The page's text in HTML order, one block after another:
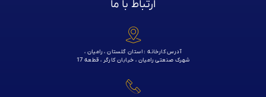
ارتباط با ما
آدرس کارخانه : استان گلستان ، رامیان ،
شهرک صنعتی رامیان ، خیابان کارگر ، قطعه 17